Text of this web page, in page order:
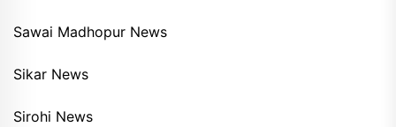
Sawai Madhopur News
Sikar News
Sirohi News